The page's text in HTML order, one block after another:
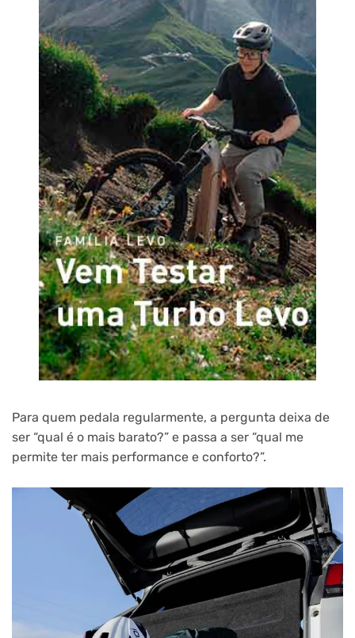
Para quem pedala regularmente, a pergunta deixa de
ser “qual é o mais barato?” e passa a ser “qual me
permite ter mais performance e conforto?”.